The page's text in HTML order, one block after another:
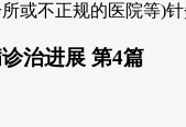
或不正规的医院等)针
治进展 第4篇